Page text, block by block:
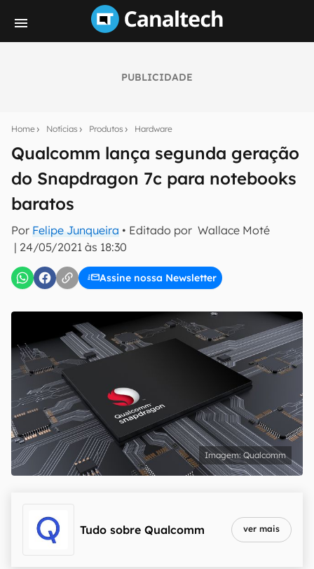
PUBLICIDADE
Home Notícias Produtos Hardware
Qualcomm lança segunda geração
do Snapdragon 7c para notebooks
baratos
Por Felipe Junqueira • Editado por Wallace Moté
| 24/05/2021 às 18:30
Assine nossa Newsletter
notícias e reviews sobre tecnologia em primeira
mão.
E-mail
inscreva-se
Confirmo que li, aceito e concordo com os Termos de
Uso e Política de Privacidade do Canaltech.
Qualcomm
Tudo sobre Qualcomm ver mais